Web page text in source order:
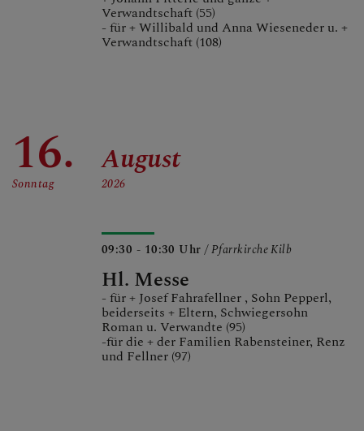
Verwandtschaft (55)
- für + Willibald und Anna Wieseneder u. +
Verwandtschaft (108)
16.
Sonntag
August
2026
09:30 - 10:30 Uhr/ Pfarrkirche Kilb
Hl. Messe
- für + Josef Fahrafellner , Sohn Pepperl,
beiderseits + Eltern, Schwiegersohn
Roman u. Verwandte (95)
-für die + der Familien Rabensteiner, Renz
und Fellner (97)